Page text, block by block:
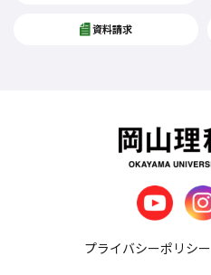
資料請求
プライバシーポリシー